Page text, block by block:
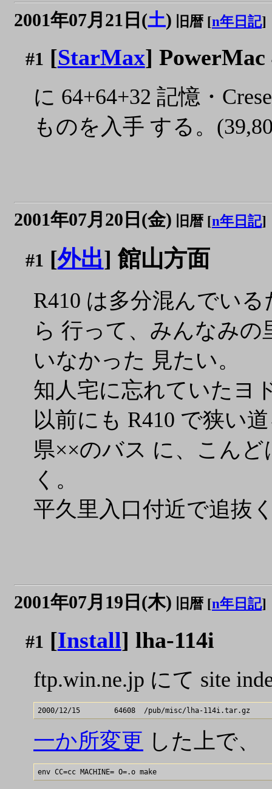
2001年07月21日(土) 旧暦 [n年日記]
#1 [StarMax] PowerMac
に 64+64+32 記憶・
ものを入手 する。
2001年07月20日(金) 旧暦 [n年日記]
#1 [外出] 館山方面
R410 は多分混んでい
ら 行って、みんなみ
いなかった 見たい。
知人宅に忘れていたヨ
以前にも R410 で狭い
県××のバス に、こん
く。
平久里入口付近で追抜
2001年07月19日(木) 旧暦 [n年日記]
#1 [Install] lha-114i
ftp.win.ne.jp にて site
一か所変更 した上で、